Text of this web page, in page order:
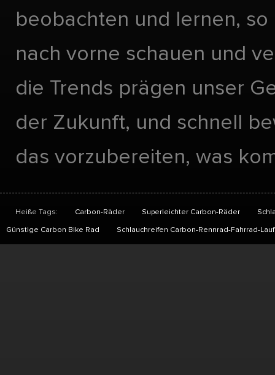
beobachten und lernen, so
nach vorne schauen und
die Trends prägen unser
der Zukunft, und schnell
das vorzubereiten, was
Heiße Tags: Carbon-Räder Superleichter Carbon-Räder
Günstige Carbon Bike Rad Schlauchreifen Carbon-Rennrad-Fahrrad-